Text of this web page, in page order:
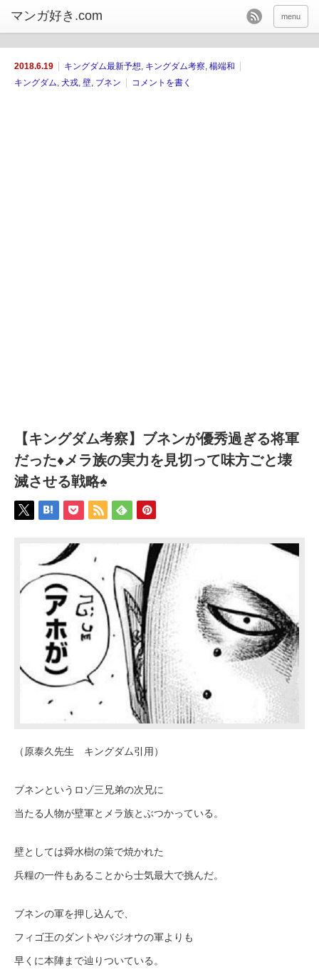
menu
2018.6.19 キングダム最新予想, キングダム考察, 楊端和
キングダム, 犬戎, 壁, ブネン コメントを書く
【キングダム考察】ブネンが優秀過ぎる将軍
だった♦メラ族の実力を見切って味方ごと壊
滅させる戦略♠
（原泰久先生 キングダム引用）
ブネンというロゾ三兄弟の次兄に
当たる人物が壁軍とメラ族とぶつかっている。
壁としては舜水樹の策で焼かれた
兵糧の一件もあることから士気最大で挑んだ。
ブネンの軍を押し込んで、
フィゴ王のダントやバジオウの軍よりも
早くに本陣まで辿りついている。